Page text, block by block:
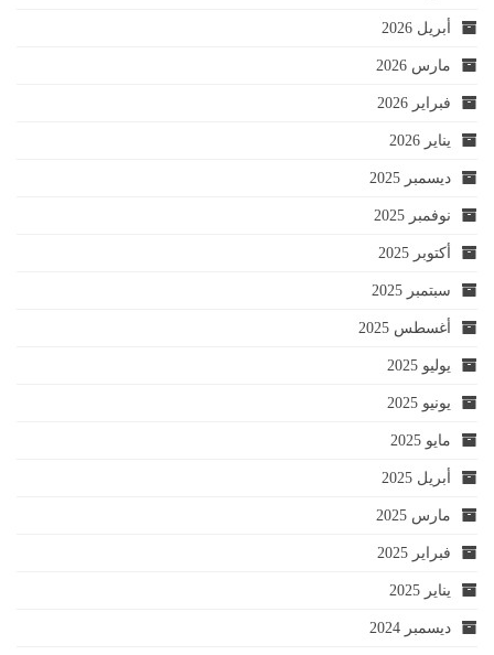
أبريل 2026
مارس 2026
فبراير 2026
يناير 2026
ديسمبر 2025
نوفمبر 2025
أكتوبر 2025
سبتمبر 2025
أغسطس 2025
يوليو 2025
يونيو 2025
مايو 2025
أبريل 2025
مارس 2025
فبراير 2025
يناير 2025
ديسمبر 2024